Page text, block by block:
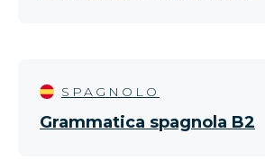
SPAGNOLO
Grammatica spagnola B2